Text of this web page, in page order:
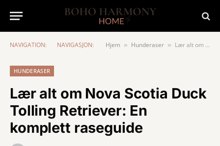
NAVIGATION: NAVIGASJON: Hjem » Hunderaser » Lær alt om Nova Scotia Duck Tolling Retriever: En komplett raseguide
HUNDERASER
Lær alt om Nova Scotia Duck
Tolling Retriever: En
komplett raseguide